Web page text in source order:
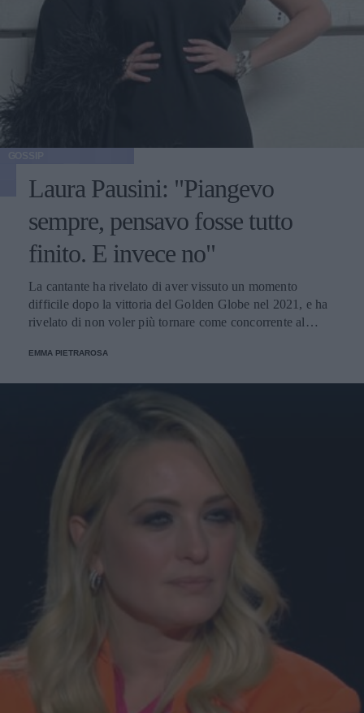
Laura Pausini: "Piangevo
sempre, pensavo fosse tutto
finito. E invece no"
La cantante ha rivelato di aver vissuto un momento
difficile dopo la vittoria del Golden Globe nel 2021, e ha
rivelato di non voler più tornare come concorrente al
EMMA PIETRAROSA